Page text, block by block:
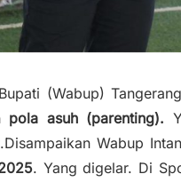
(Wabup)
pola asuh (parenting).
Wabup
. Yang digelar. Di